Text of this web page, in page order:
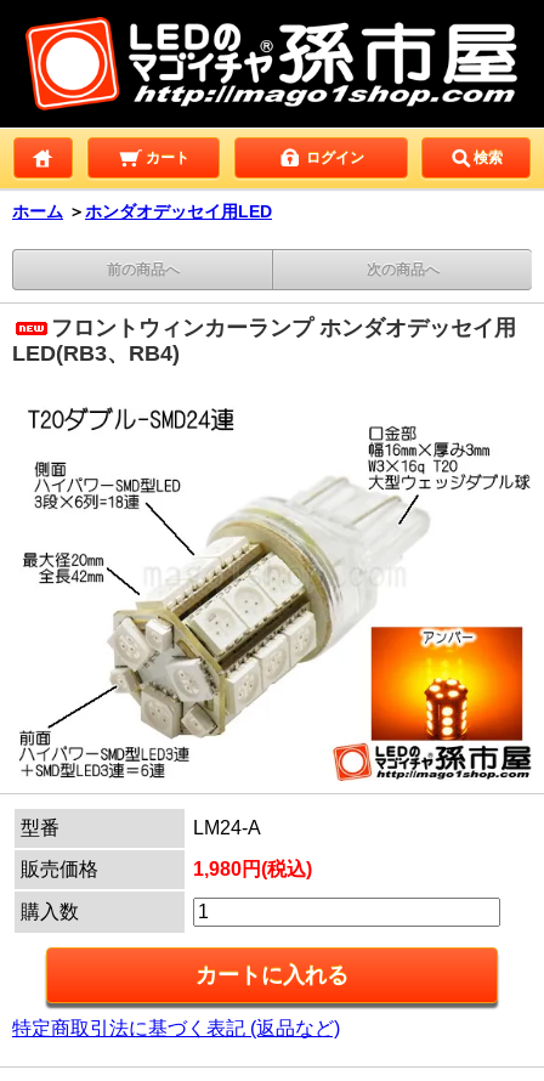
カート ログイン 検索
ホーム ＞ホンダオデッセイ用LED
前の商品へ 次の商品へ
フロントウィンカーランプ ホンダオデッセイ用
LED(RB3、RB4)
型番
LM24-A
販売価格
1,980円(税込)
購入数
特定商取引法に基づく表記 (返品など)